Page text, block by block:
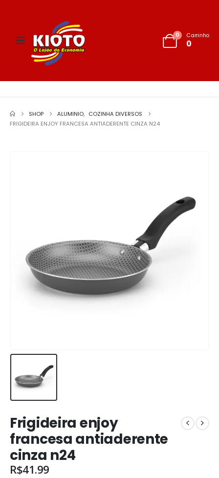
0 Carrinho
0
SHOP ALUMINIO, COZINHA DIVERSOS
FRIGIDEIRA ENJOY FRANCESA ANTIADERENTE CINZA N24
Frigideira enjoy
francesa antiaderente
cinza n24
R$41.99